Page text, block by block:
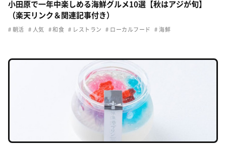
小田原で一年中楽しめる海鮮グルメ10選【秋はアジが旬】
（楽天リンク＆関連記事付き）
朝活 人気 和食 レストラン ローカルフード 海鮮